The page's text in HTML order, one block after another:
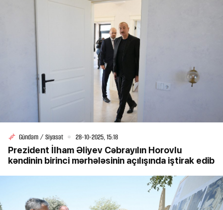
Gündəm / Siyasət 28-10-2025, 15:18
Prezident İlham Əliyev Cəbrayılın Horovlu
kəndinin birinci mərhələsinin açılışında iştirak edib